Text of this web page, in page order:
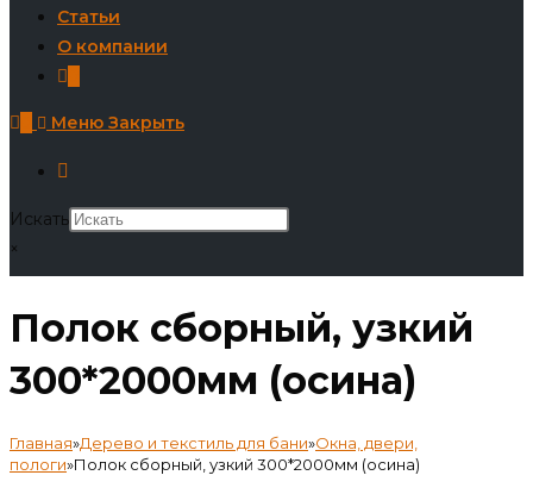
Статьи
О компании
Меню Закрыть
Искать
×
Полок сборный, узкий
300*2000мм (осина)
Главная»Дерево и текстиль для бани»Окна, двери,
пологи»Полок сборный, узкий 300*2000мм (осина)